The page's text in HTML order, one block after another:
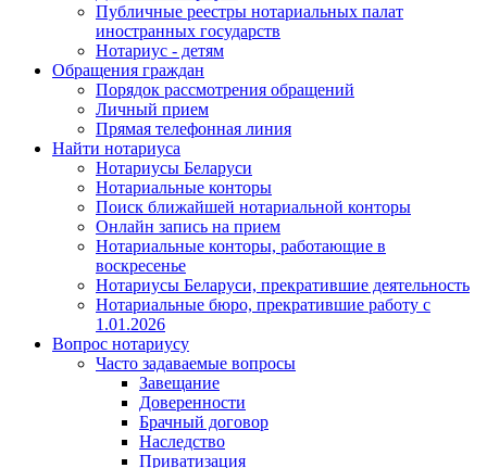
Публичные реестры нотариальных палат
иностранных государств
Нотариус - детям
Обращения граждан
Порядок рассмотрения обращений
Личный прием
Прямая телефонная линия
Найти нотариуса
Нотариусы Беларуси
Нотариальные конторы
Поиск ближайшей нотариальной конторы
Онлайн запись на прием
Нотариальные конторы, работающие в
воскресенье
Нотариусы Беларуси, прекратившие деятельность
Нотариальные бюро, прекратившие работу с
1.01.2026
Вопрос нотариусу
Часто задаваемые вопросы
Завещание
Доверенности
Брачный договор
Наследство
Приватизация